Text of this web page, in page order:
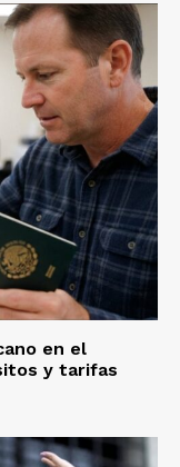
en el
y tarifas